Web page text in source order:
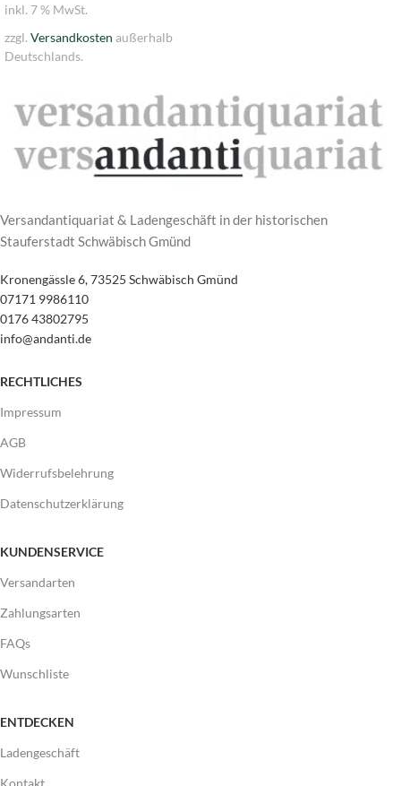
inkl. 7 % MwSt.
zzgl. Versandkosten außerhalb
Deutschlands.
Versandantiquariat & Ladengeschäft in der historischen
Stauferstadt Schwäbisch Gmünd
Kronengässle 6, 73525 Schwäbisch Gmünd
07171 9986110
0176 43802795
info@andanti.de
RECHTLICHES
Impressum
AGB
Widerrufsbelehrung
Datenschutzerklärung
KUNDENSERVICE
Versandarten
Zahlungsarten
FAQs
Wunschliste
ENTDECKEN
Ladengeschäft
Kontakt